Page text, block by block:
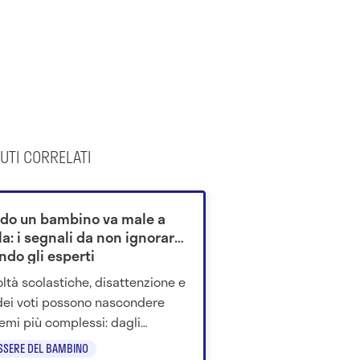
CORRELATI
DEL BAMBINO
un bambino va male a
i segnali da non ignorare
gli esperti
scolastiche, disattenzione e
voti possono nascondere
più complessi: dagli
arrivano consigli per